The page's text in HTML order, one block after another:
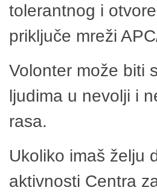
tolerantnog i
priključe mreži
Volonter može biti
ljudima u nevolji i
rasa.
Ukoliko imaš želju
aktivnosti Centra